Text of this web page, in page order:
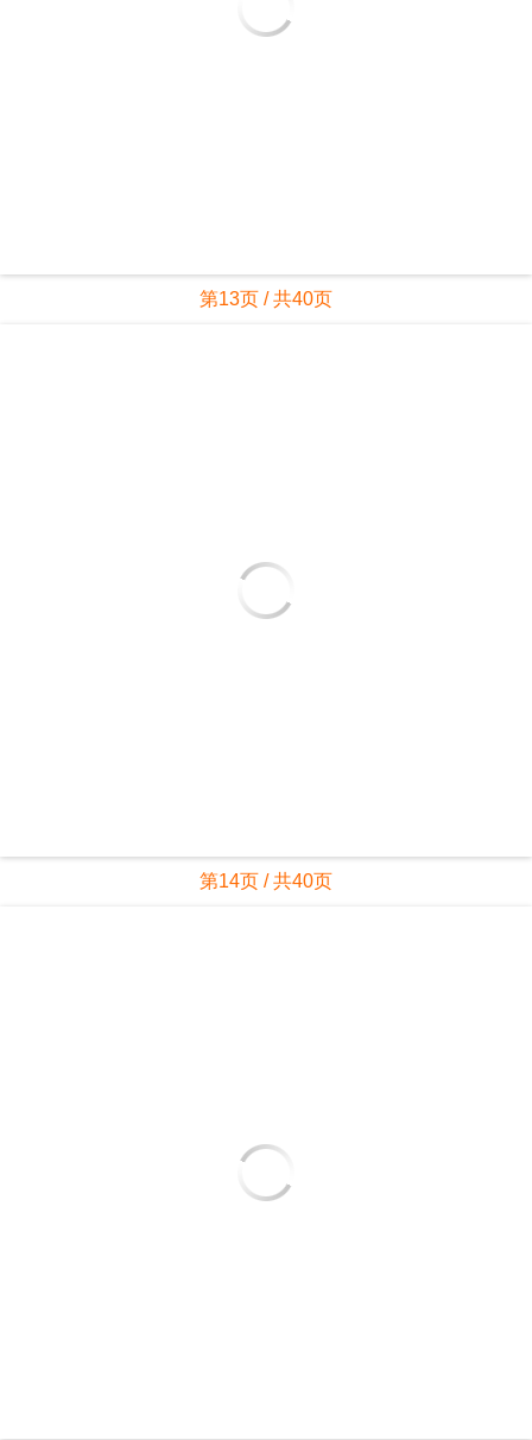
第13页 / 共40页
第14页 / 共40页